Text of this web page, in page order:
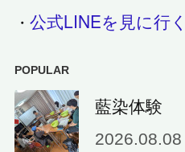
・公式LINEを見に行く
POPULAR
藍染体験